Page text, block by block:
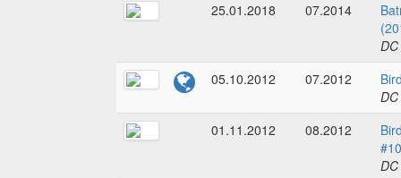
25.01.2018
07.2014
05.10.2012
07.2012
01.11.2012
08.2012
#10